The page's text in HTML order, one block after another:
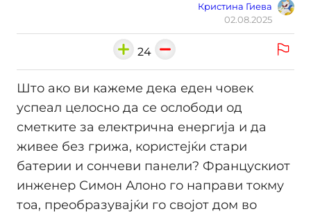
Кристина Гиева
02.08.2025
24
Што ако ви кажеме дека еден човек
успеал целосно да се ослободи од
сметките за електрична енергија и да
живее без грижа, користејќи стари
батерии и сончеви панели? Францускиот
инженер Симон Алоно го направи токму
тоа, преобразувајќи го својот дом во